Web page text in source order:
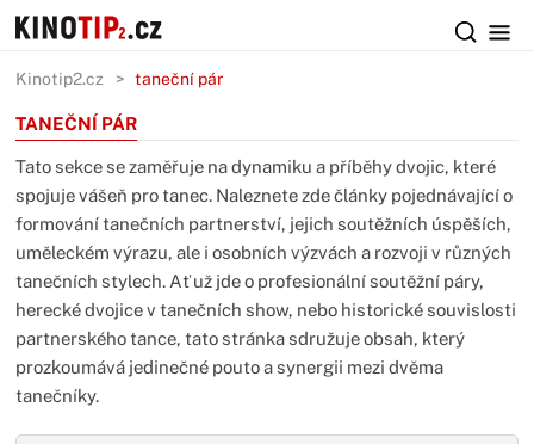
Kinotip2.cz taneční pár
TANEČNÍ PÁR
Tato sekce se zaměřuje na dynamiku a příběhy dvojic, které
spojuje vášeň pro tanec. Naleznete zde články pojednávající o
formování tanečních partnerství, jejich soutěžních úspěších,
uměleckém výrazu, ale i osobních výzvách a rozvoji v různých
tanečních stylech. Ať už jde o profesionální soutěžní páry,
herecké dvojice v tanečních show, nebo historické souvislosti
partnerského tance, tato stránka sdružuje obsah, který
prozkoumává jedinečné pouto a synergii mezi dvěma
tanečníky.